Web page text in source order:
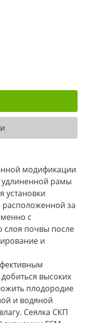
модификации
удлиненной рамы
установки
за
с
слоя почвы после
и
высоких
плодородие
и водяной
Сеялка СКП